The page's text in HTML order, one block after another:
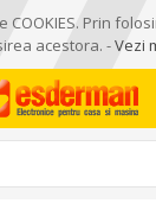
COOKIES. Prin
acestora. -Vezi